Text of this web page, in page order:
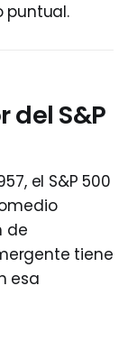
puntual.
del S&P
el S&P 500
de
tiene
esa